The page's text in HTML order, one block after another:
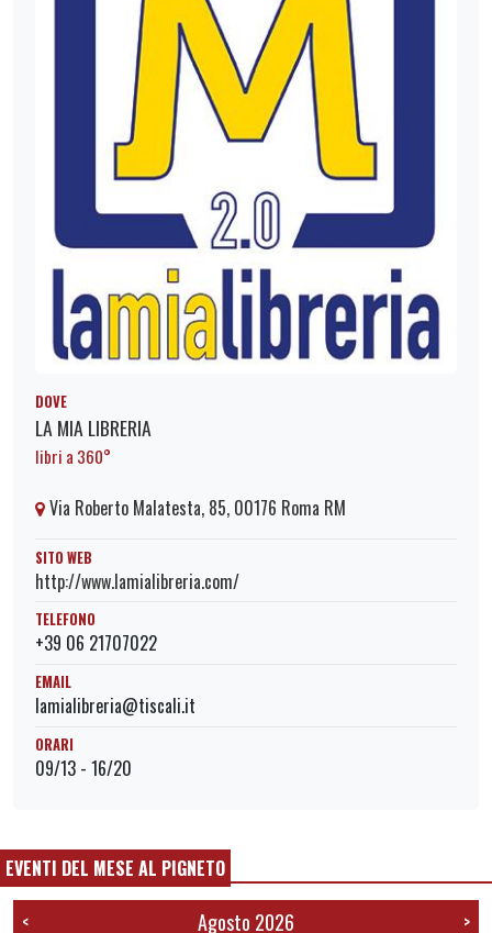
DOVE
LA MIA LIBRERIA
libri a 360°
Via Roberto Malatesta, 85, 00176 Roma RM
SITO WEB
http://www.lamialibreria.com/
TELEFONO
+39 06 21707022
EMAIL
lamialibreria@tiscali.it
ORARI
09/13 - 16/20
EVENTI DEL MESE AL PIGNETO
< Agosto 2026 >